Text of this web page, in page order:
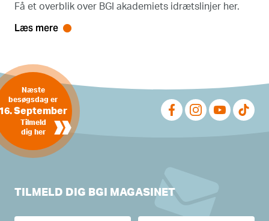
Få et overblik over BGI akademiets idrætslinjer her.
Læs mere
»
Næste
besøgsdag er
September
Tilmeld
dig her
TILMELD DIG BGI MAGASINET